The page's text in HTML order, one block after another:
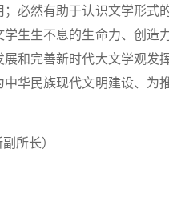
必然有助于认识文学形式
生生不息的生命力、创造
和完善新时代大文学观发
华民族现代文明建设、为
所长）